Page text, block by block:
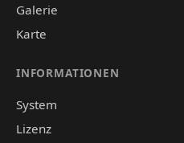
Galerie
Karte
INFORMATIONEN
System
Lizenz